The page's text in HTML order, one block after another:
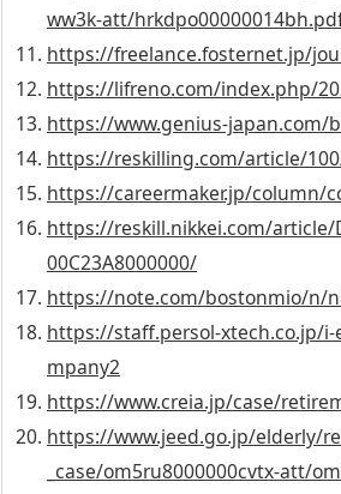
ww3k-att/
https://freelance.fosternet.jp/
https://lifreno.com/index.php/
https://www.genius-japan.com/
https://reskilling.com/article/
https://careermaker.jp/column/
https://reskill.nikkei.com/article/
00C23A8000000/
https://note.com/bostonmio/n/
https://staff.persol-xtech.co.jp/
mpany2
https://www.creia.jp/case/
https://www.jeed.go.jp/elderly/
_case/om5ru8000000cvtx-att/